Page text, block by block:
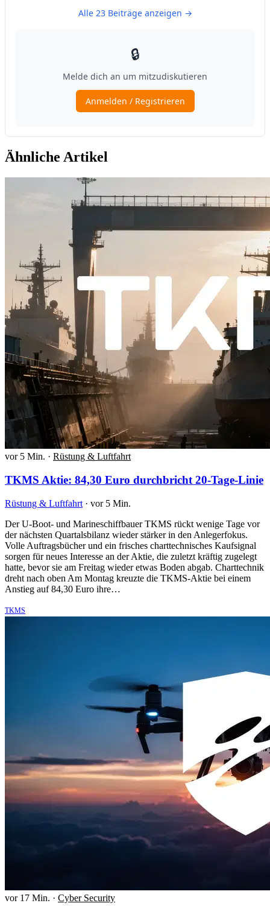
Ähnliche Artikel
vor 5 Min. · Rüstung & Luftfahrt
TKMS Aktie: 84,30 Euro durchbricht 20-Tage-Linie
Rüstung & Luftfahrt · vor 5 Min.
Der U-Boot- und Marineschiffbauer TKMS rückt wenige Tage vor
der nächsten Quartalsbilanz wieder stärker in den Anlegerfokus.
Volle Auftragsbücher und ein frisches charttechnisches Kaufsignal
sorgen für neues Interesse an der Aktie, die zuletzt kräftig zugelegt
hatte, bevor sie am Freitag wieder etwas Boden abgab. Charttechnik
dreht nach oben Am Montag kreuzte die TKMS-Aktie bei einem
Anstieg auf 84,30 Euro ihre…
TKMS
vor 17 Min. · Cyber Security